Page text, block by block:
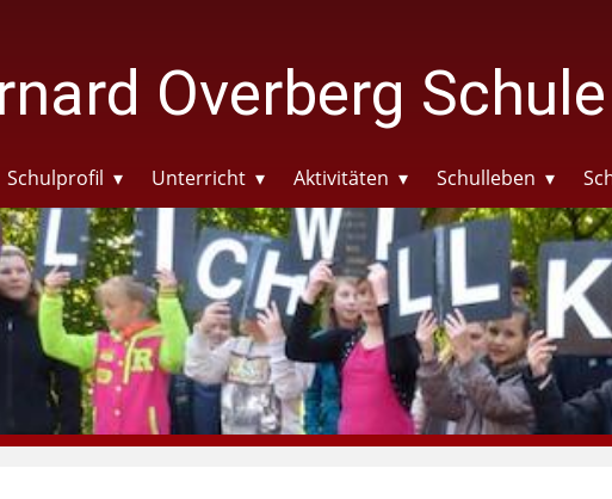
Overberg
Schulprofil Unterricht Aktivitäten Schulleben